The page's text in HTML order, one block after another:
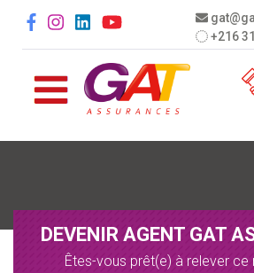
+216
Social menu
DEVENIR AGENT GAT
Êtes-vous prêt(e) à relever ce